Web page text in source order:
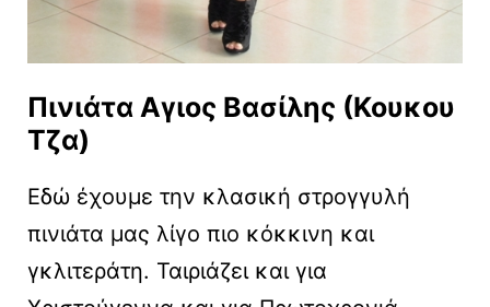
Πινιάτα Αγιος Βασίλης (Κουκου
Τζα)
Εδώ έχουμε την κλασική στρογγυλή
πινιάτα μας λίγο πιο κόκκινη και
γκλιτεράτη. Ταιριάζει και για